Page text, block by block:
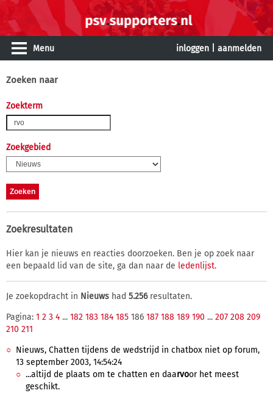
Menu inloggen aanmelden
Zoeken naar
Zoekterm
Zoekgebied
Zoekresultaten
Hier kan je nieuws en reacties doorzoeken. Ben je op zoek naar
een bepaald lid van de site, ga dan naar de ledenlijst.
Je zoekopdracht in Nieuws had 5.256resultaten.
Pagina: 1 2 3 4 ... 182 183 184 185 186 187 188 189 190 ... 207 208 209
210 211
Nieuws, Chatten tijdens de wedstrijd in chatbox niet op forum,
13 september 2003, 14:54:24
...altijd de plaats om te chatten en daarvoor het meest
geschikt.